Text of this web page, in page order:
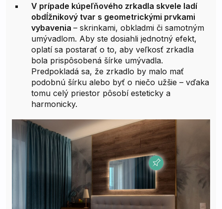
V prípade kúpeľňového zrkadla skvele ladí
obdĺžnikový tvar s geometrickými prvkami
vybavenia – skrinkami, obkladmi či samotným
umývadlom. Aby ste dosiahli jednotný efekt,
oplatí sa postarať o to, aby veľkosť zrkadla
bola prispôsobená šírke umývadla.
Predpokladá sa, že zrkadlo by malo mať
podobnú šírku alebo byť o niečo užšie – vďaka
tomu celý priestor pôsobí esteticky a
harmonicky.